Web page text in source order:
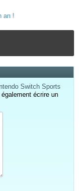
an !
Switch Sports
écrire un